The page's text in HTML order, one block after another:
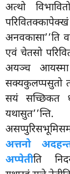
अत्थो
अनवकासा’’ति
एवं चेतसो
अयञ्च आयस्मा
सक्यकुलप्पसुतो
सयं सच्छिकत
अत्तनो
अप्पेतीति